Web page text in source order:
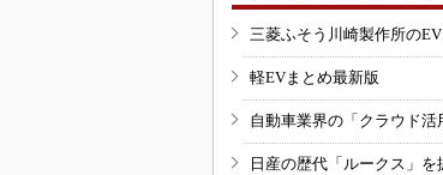
三菱ふそう川崎製作所の
軽EVまとめ最新版
自動車業界の「クラウド
日産の歴代「ルークス」を